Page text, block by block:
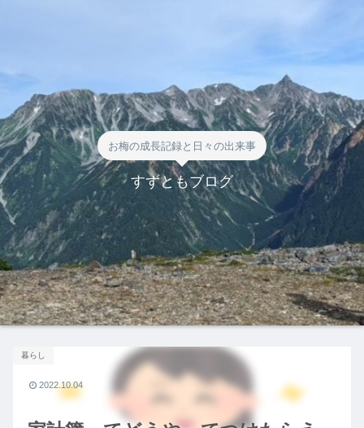
お梅の成長記録と日々の出来事
すずともブログ
暮らし
2022.10.04